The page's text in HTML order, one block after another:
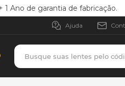
Ano de garantia de fabricação.
Ajuda
Busque suas lentes pelo